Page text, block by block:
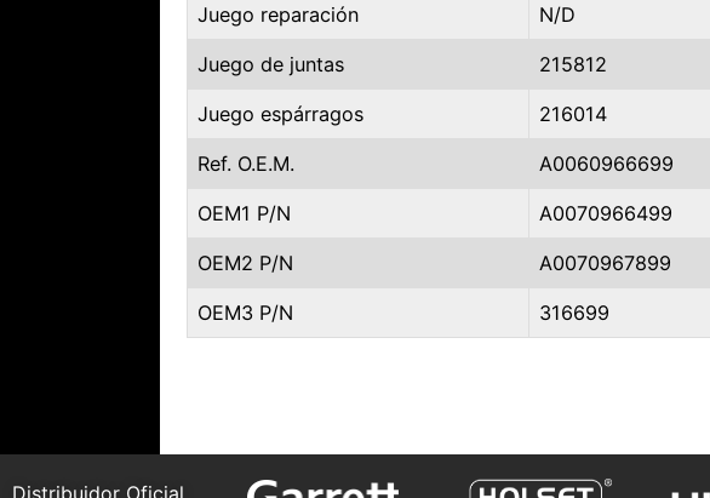
Juego reparación N/D
Juego de juntas 215812
Juego espárragos 216014
Ref. O.E.M. A0060966699
OEM1 P/N A0070966499
OEM2 P/N A0070967899
OEM3 P/N 316699